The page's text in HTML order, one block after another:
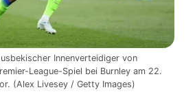
Innenverteidiger von
League-Spiel bei Burnley am 22.
(Alex Livesey / Getty Images)